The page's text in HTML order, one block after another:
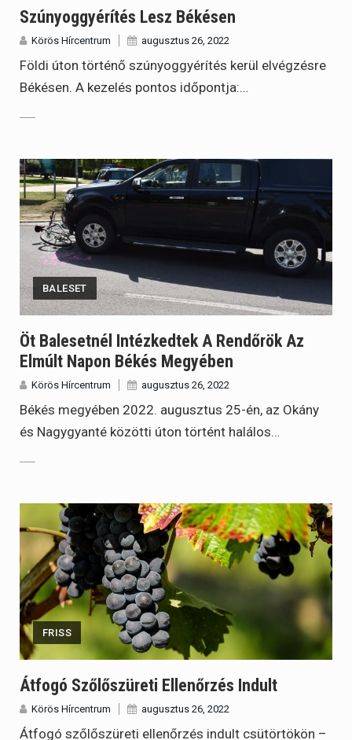
Szúnyoggyérítés Lesz Békésen
Körös Hírcentrum augusztus 26, 2022
Földi úton történő szúnyoggyérítés kerül elvégzésre
Békésen. A kezelés pontos időpontja:…
BALESET
Öt Balesetnél Intézkedtek A Rendőrök Az
Elmúlt Napon Békés Megyében
Körös Hírcentrum augusztus 26, 2022
Békés megyében 2022. augusztus 25-én, az Okány
és Nagygyanté közötti úton történt halálos…
FRISS
Átfogó Szőlőszüreti Ellenőrzés Indult
Körös Hírcentrum augusztus 26, 2022
Átfogó szőlőszüreti ellenőrzés indult csütörtökön –